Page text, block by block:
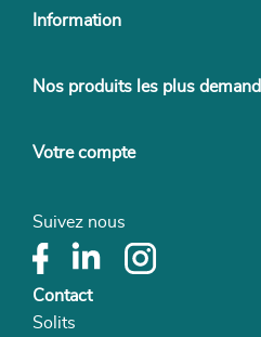
Information
Nos produits les plus
Votre compte
Suivez nous
Contact
Solits